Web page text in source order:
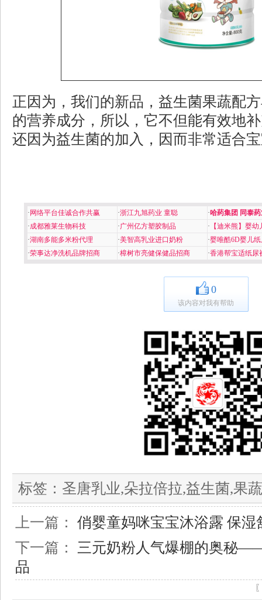
正因为，我们的新品，益生菌果蔬配
的营养成分，所以，它不但能有效地
还因为益生菌的加入，因而非常适合
· 网络平台佳诚合作共赢 ·浙江九旭药业 童聪 ·哈药集团 同泰
·成都雅莱生物科技 ·广州亿方塑胶制品 · 【迪米熊】婴幼
·湖南多能多米粉代理 ·美智高乳业进口奶粉 ·婴唯酷6D婴儿
·荣事达净洗机品牌招商 ·樟树市亮健保健品招商 ·香港帮宝适纸尿
0
该内容对我有帮助
标签： 圣唐乳业,朵拉倍拉,益生菌,果
上一篇： 俏婴童妈咪宝宝沐浴露 保湿
下一篇： 三元奶粉人气爆棚的奥秘
品